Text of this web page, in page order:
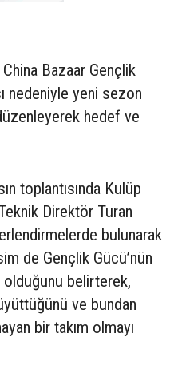
Bazaar Gençlik
nedeniyle yeni sezon
hedef ve
toplantısında Kulüp
Direktör Turan
bulunarak
de Gençlik Gücü’nün
belirterek,
ve bundan
bir takım olmayı